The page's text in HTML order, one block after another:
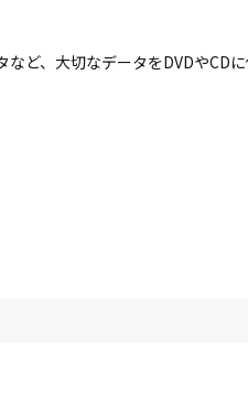
ど、大切なデータをDVDやCD